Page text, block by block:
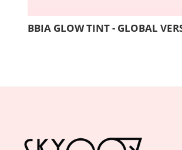
BBIA GLOW TINT - GLOBAL